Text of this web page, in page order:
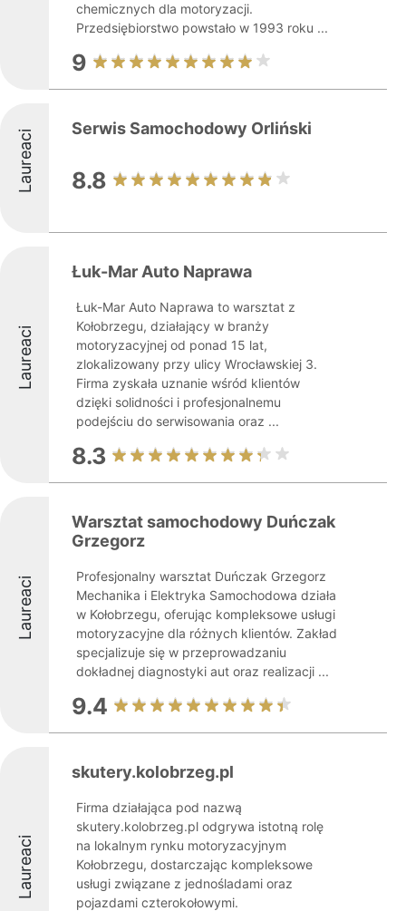
chemicznych dla motoryzacji.
Przedsiębiorstwo powstało w 1993 roku ...
9
Laureaci Serwis Samochodowy Orliński
8.8
Laureaci
Łuk-Mar Auto Naprawa
Łuk-Mar Auto Naprawa to warsztat z
Kołobrzegu, działający w branży
motoryzacyjnej od ponad 15 lat,
zlokalizowany przy ulicy Wrocławskiej 3.
Firma zyskała uznanie wśród klientów
dzięki solidności i profesjonalnemu
podejściu do serwisowania oraz ...
8.3
Laureaci
Warsztat samochodowy Duńczak
Grzegorz
Profesjonalny warsztat Duńczak Grzegorz
Mechanika i Elektryka Samochodowa działa
w Kołobrzegu, oferując kompleksowe usługi
motoryzacyjne dla różnych klientów. Zakład
specjalizuje się w przeprowadzaniu
dokładnej diagnostyki aut oraz realizacji ...
9.4
Laureaci
skutery.kolobrzeg.pl
Firma działająca pod nazwą
skutery.kolobrzeg.pl odgrywa istotną rolę
na lokalnym rynku motoryzacyjnym
Kołobrzegu, dostarczając kompleksowe
usługi związane z jednośladami oraz
pojazdami czterokołowymi.